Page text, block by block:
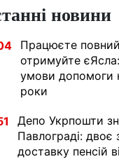
новини
Працюєте
отримуйте
умови допомоги
роки
Депо Укрпошти
Павлограді: двоє
доставку пенсій